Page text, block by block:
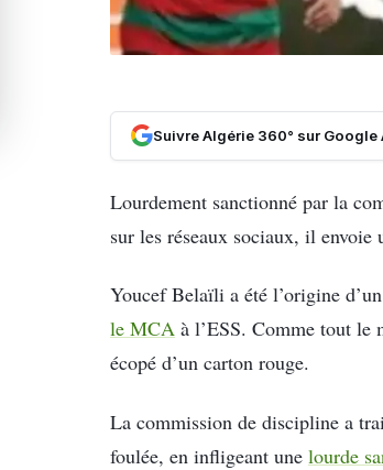
Suivre Algérie 360° sur Google
Lourdement sanctionné par la
sur les réseaux sociaux, il envoie
Youcef Belaïli a été l’origine
le MCA à l’ESS. Comme tout le
écopé d’un carton rouge.
La commission de discipline a
foulée, en infligeant une lourde